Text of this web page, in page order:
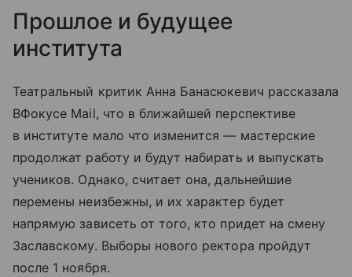
Прошлое и будущее
института
Театральный критик Анна Банасюкевич рассказала
ВФокусе Mail, что в ближайшей перспективе
в институте мало что изменится — мастерские
продолжат работу и будут набирать и выпускать
учеников. Однако, считает она, дальнейшие
перемены неизбежны, и их характер будет
напрямую зависеть от того, кто придет на смену
Заславскому. Выборы нового ректора пройдут
после 1 ноября.